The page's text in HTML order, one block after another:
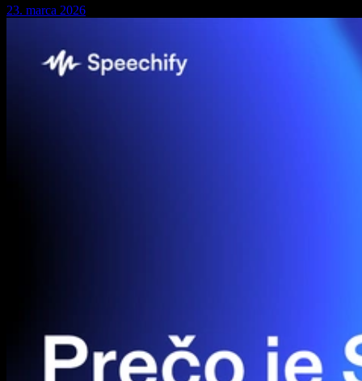
23. marca 2026